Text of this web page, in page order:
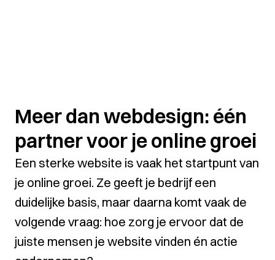
Meer dan webdesign: één
partner voor je online groei
Een sterke website is vaak het startpunt van
je online groei. Ze geeft je bedrijf een
duidelijke basis, maar daarna komt vaak de
volgende vraag: hoe zorg je ervoor dat de
juiste mensen je website vinden én actie